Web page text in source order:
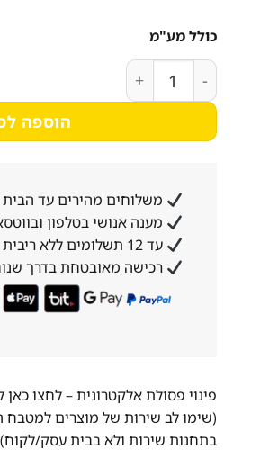
כולל מע"מ
כמות של מקרר תצוגה 153 ליטר צר במיוחד
הוספה
משלוחים מהירים עד הבית
מענה אנושי בטלפון
עד 12 תשלומים ללא ריבית והצמדה
רכישה מאובטחת בדרך
פינוי פסולת אלקטרונית –לחצו כאן
(שימו לב שירות של מוצרים למטבח
בתחנות שירות ולא בבית עסק/לקוח)